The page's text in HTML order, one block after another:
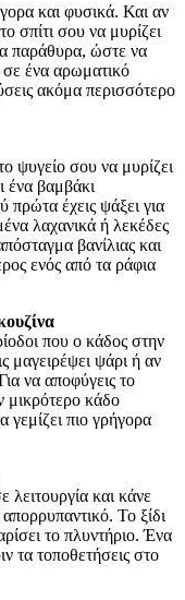
και φυσικά. Και αν
σπίτι σου να μυρίζει
παράθυρα, ώστε να
σε ένα αρωματικό
ακόμα περισσότερο
ψυγείο σου να μυρίζει
ένα βαμβάκι
έχεις ψάξει για
λαχανικά ή λεκέδες
βανίλιας και
ενός από τα ράφια
που ο κάδος στην
μαγειρέψει ψάρι ή αν
να αποφύγεις το
μικρότερο κάδο
πιο γρήγορα
λειτουργία και κάνε
Το ξίδι
το πλυντήριο. Ένα
τα τοποθετήσεις στο